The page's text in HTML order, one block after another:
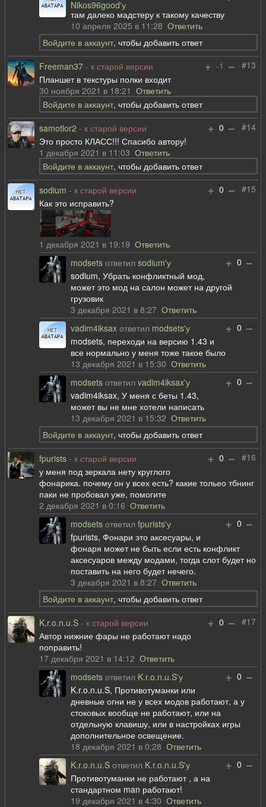
Nikos96good'у
там далеко мадстеру к такому качеству
10 апреля 2025 в 11:28Ответить
Войдите в аккаунт, чтобы добавить ответ
#13
+ -1 –
Freeman37 - к старой версии
Планшет в текстуры полки входит
30 ноября 2021 в 18:21Ответить
Войдите в аккаунт, чтобы добавить ответ
#14
+ 0 –
samotlor2 - к старой версии
Это просто КЛАСС!!! Спасибо автору!
1 декабря 2021 в 11:03Ответить
Войдите в аккаунт, чтобы добавить ответ
#15
+ 0 –
sodium - к старой версии
Как это исправить?
1 декабря 2021 в 19:19Ответить
+ 0 –
modsets ответилsodium'у
sodium, Убрать конфликтный мод,
может это мод на салон может на другой
грузовик
3 декабря 2021 в 8:27Ответить
+ 0 –
vadim4iksax ответил modsets'у
modsets, переходи на версию 1.43 и
все нормально у меня тоже такое было
13 декабря 2021 в 15:30Ответить
+ 0 –
modsets ответилvadim4iksax'у
vadim4iksax, У меня с беты 1.43,
может вы не мне хотели написать
13 декабря 2021 в 15:32Ответить
Войдите в аккаунт, чтобы добавить ответ
#16
+ 0 –
fpurists - к старой версии
у меня под зеркала нету круглого
фонарика. почему он у всех есть? какие тольео тбнинг
паки не пробовал уже, помогите
2 декабря 2021 в 0:16Ответить
+ 0 –
modsets ответилfpurists'у
fpurists, Фонари это аксесуары, и
фонаря может не быть если есть конфликт
аксесуаров между модами, тогда слот будет но
поставить на него будет нечего.
3 декабря 2021 в 8:27Ответить
Войдите в аккаунт, чтобы добавить ответ
#17
+ 0 –
K.r.o.n.u.S - к старой версии
Автор нижние фары не работают надо
поправить!
17 декабря 2021 в 14:12Ответить
+ 0 –
modsets ответил K.r.o.n.u.S'у
K.r.o.n.u.S, Противотуманки или
дневные огни не у всех модов работают, а у
стоковых вообще не работают, или на
отдельную клавишу, или в настройках игры
дополнительное освещение.
18 декабря 2021 в 0:28Ответить
+ 0 –
K.r.o.n.u.S ответил K.r.o.n.u.S'у
Противотуманки не работают , а на
стандартном man работают!
19 декабря 2021 в 4:30Ответить